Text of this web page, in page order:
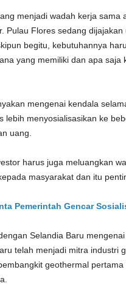
menjadi wadah kerja sama
Pulau Flores sedang
begitu, kebutuhannya
yang memiliki dan apa
mengenai kendala
lebih menyosialisasikan ke
uang.
harus juga meluangkan
masyarakat dan itu
Pemerintah Gencar
Selandia Baru
telah menjadi mitra industri
geothermal